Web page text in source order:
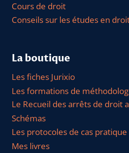
Cours de droit
Conseils sur les études en
La boutique
Les fiches Jurixio
Les formations de
Le Recueil des arrêts de droit
Schémas
Les protocoles de cas pratique
Mes livres